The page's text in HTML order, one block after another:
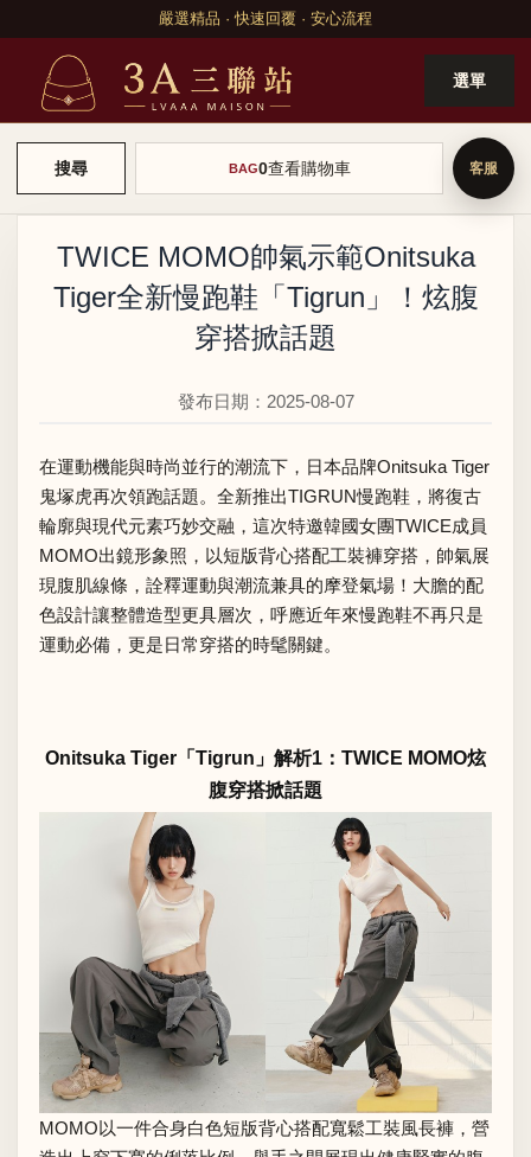
嚴選精品 · 快速回覆 · 安心流程
選單
搜尋 BAG0查看購物車
TWICE MOMO帥氣示範Onitsuka
Tiger全新慢跑鞋「Tigrun」！炫腹
穿搭掀話題
發布日期：2025-08-07
在運動機能與時尚並行的潮流下，日本品牌Onitsuka Tiger
鬼塚虎再次領跑話題。全新推出TIGRUN慢跑鞋，將復古
輪廓與現代元素巧妙交融，這次特邀韓國女團TWICE成員
MOMO出鏡形象照，以短版背心搭配工裝褲穿搭 ，帥氣展
現腹肌線條，詮釋運動與潮流兼具的摩登氣場！大膽的配
色設計讓整體造型更具層次，呼應近年來慢跑鞋不再只是
運動必備，更是日常穿搭的時髦關鍵。
Onitsuka Tiger「Tigrun」解析1：TWICE MOMO炫
腹穿搭掀話題
MOMO以一件合身白色短版背心搭配寬鬆工裝風長褲，營